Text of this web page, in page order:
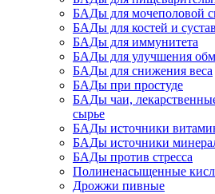
БАДы для мочеполовой
БАДы для костей и
БАДы для иммунитета
БАДы для улучшения
БАДы для снижения веса
БАДы при простуде
БАДы чаи,
сырье
БАДы источники
БАДы источники
БАДы против стресса
Полиненасыщенные
Дрожжи пивные